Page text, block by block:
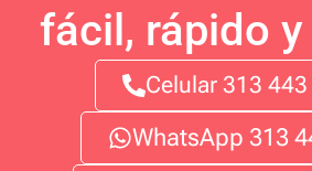
fácil, rápido y
Celular 313
WhatsApp 313